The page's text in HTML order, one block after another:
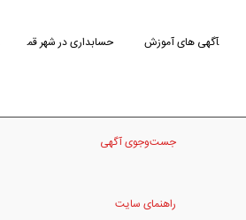
آگهی های آموزش حسابداری در شهر قم
جست‌وجوی آگهی
راهنمای سایت